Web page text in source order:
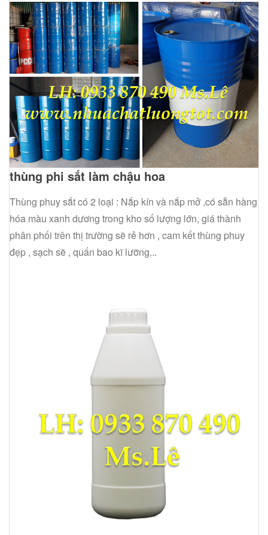
thùng phi sắt làm chậu hoa
Thùng phuy sắt có 2 loại : Nắp kín và nắp mở ,có sẵn hàng
hóa màu xanh dương trong kho số lượng lớn, giá thành
phân phối trên thị trường sẽ rẻ hơn , cam kết thùng phuy
đẹp , sạch sẽ , quấn bao kĩ lưỡng...